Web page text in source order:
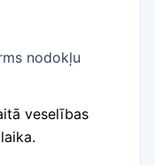
nodokļu
veselības